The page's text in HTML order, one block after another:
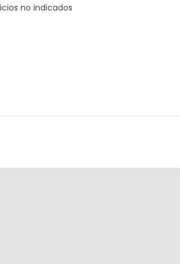
no indicados